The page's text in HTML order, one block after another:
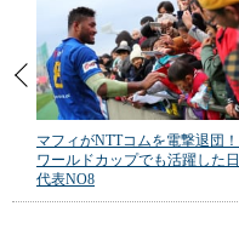
マフィがNTTコムを電撃退団
ワールドカップでも活躍した
代表NO8